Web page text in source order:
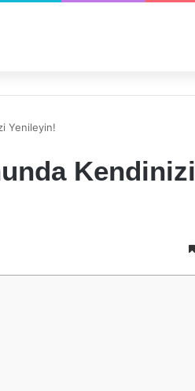
Yenileyin!
Kendinizi